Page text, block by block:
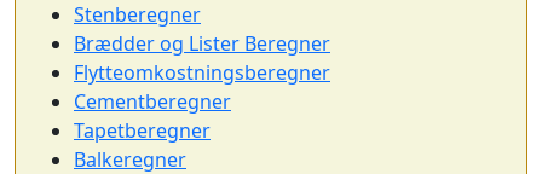
Stenberegner
Brædder og Lister Beregner
Flytteomkostningsberegner
Cementberegner
Tapetberegner
Balkeregner